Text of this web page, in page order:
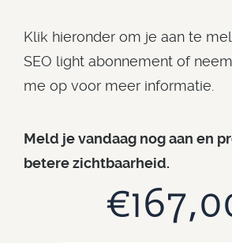
Klik hieronder om je aan te
SEO light abonnement of
me op voor meer informatie.
Meld je vandaag nog aan en
betere zichtbaarheid.